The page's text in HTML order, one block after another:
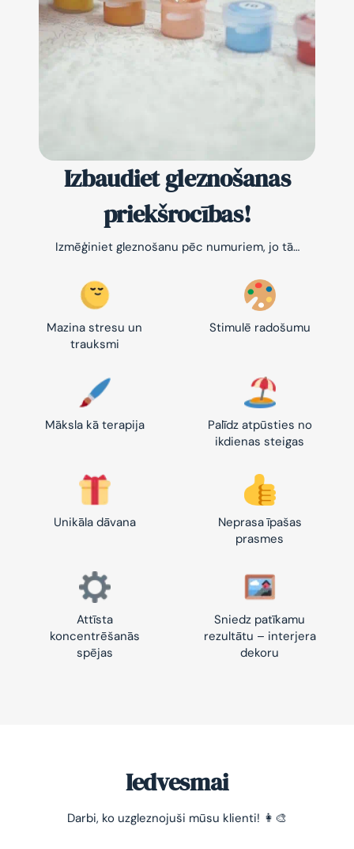
Izbaudiet gleznošanas
priekšrocības!
Izmēģiniet gleznošanu pēc numuriem, jo tā…
Mazina stresu un
trauksmi
Stimulē radošumu
Māksla kā terapija
Palīdz atpūsties no
ikdienas steigas
Unikāla dāvana
Neprasa īpašas
prasmes
Attīsta
koncentrēšanās
spējas
Sniedz patīkamu
rezultātu – interjera
dekoru
Iedvesmai
Darbi, ko uzgleznojuši mūsu klienti! 👩‍🎨